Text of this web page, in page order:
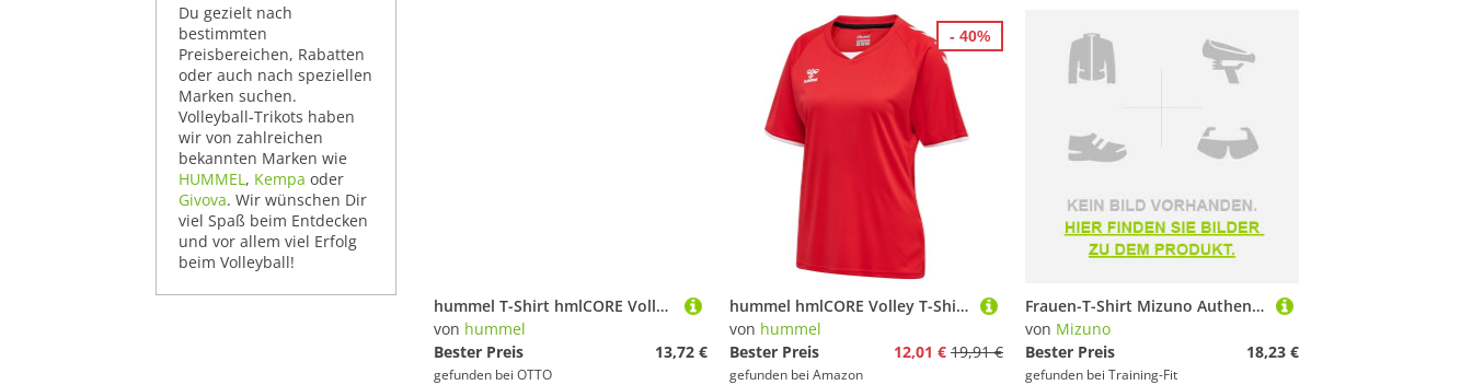
Du gezielt nach
bestimmten
Preisbereichen, Rabatten
oder auch nach speziellen
Marken suchen.
Volleyball-Trikots haben
wir von zahlreichen
bekannten Marken wie
HUMMEL, Kempa oder
Givova. Wir wünschen Dir
viel Spaß beim Entdecken
und vor allem viel Erfolg
beim Volleyball!
hummel T-Shirt hmlCORE Volley Tee (Polyester, Jerseystoff) Kurzarm rot Herren
von hummel
Bester Preis
13,72 €
gefunden bei OTTO
hummel hmlCORE Volley T-Shirt Damen rot, 2XL Damen
von hummel
Bester Preis
12,01 € 19,91 €
gefunden bei Amazon
- 40%
Frauen-T-Shirt Mizuno Authentic Myou
von Mizuno
Bester Preis
18,23 €
gefunden bei Training-Fit